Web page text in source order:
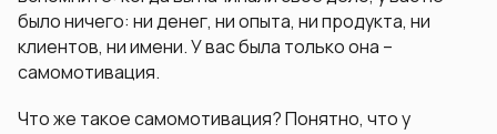
было ничего: ни денег, ни опыта, ни продукта, ни
клиентов, ни имени. У вас была только она –
самомотивация.
Что же такое самомотивация? Понятно, что у